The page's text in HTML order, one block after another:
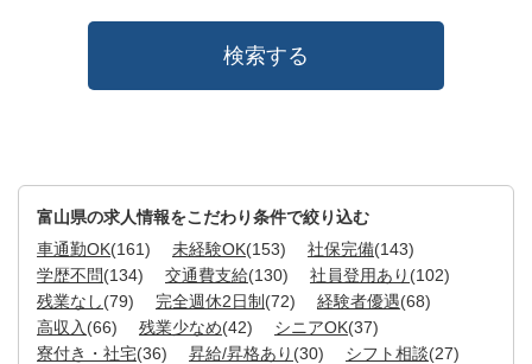
富山県の求人情報をこだわり条件で絞り込む
車通勤OK(161) 未経験OK(153) 社保完備(143)
学歴不問(134) 交通費支給(130) 社員登用あり (102)
残業なし(79) 完全週休2日制 (72) 経験者優遇(68)
高収入 (66) 残業少なめ(42) シニアOK(37)
寮付き・社宅(36) 昇給/昇格あり (30) シフト相談(27)